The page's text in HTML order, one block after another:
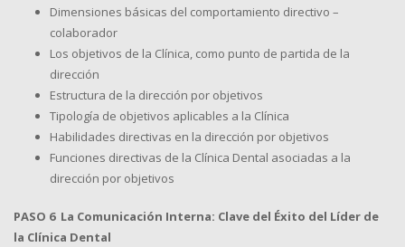
Dimensiones básicas del comportamiento directivo –
colaborador
Los objetivos de la Clínica, como punto de partida de la
dirección
Estructura de la dirección por objetivos
Tipología de objetivos aplicables a la Clínica
Habilidades directivas en la dirección por objetivos
Funciones directivas de la Clínica Dental asociadas a la
dirección por objetivos
PASO 6 La Comunicación Interna: Clave del Éxito del Líder de
la Clínica Dental